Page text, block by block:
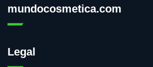
mundocosmetica.com
Legal